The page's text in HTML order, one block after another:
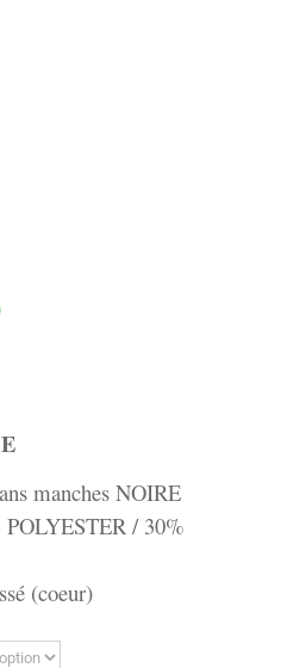
manches NOIRE
/ 30%
(coeur)